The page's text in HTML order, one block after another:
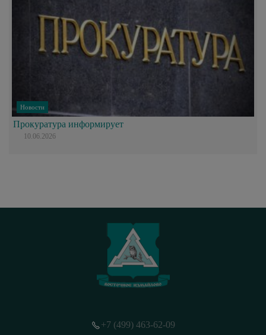
Новости
Прокуратура информирует
10.06.2026
+7 (499) 463-62-09